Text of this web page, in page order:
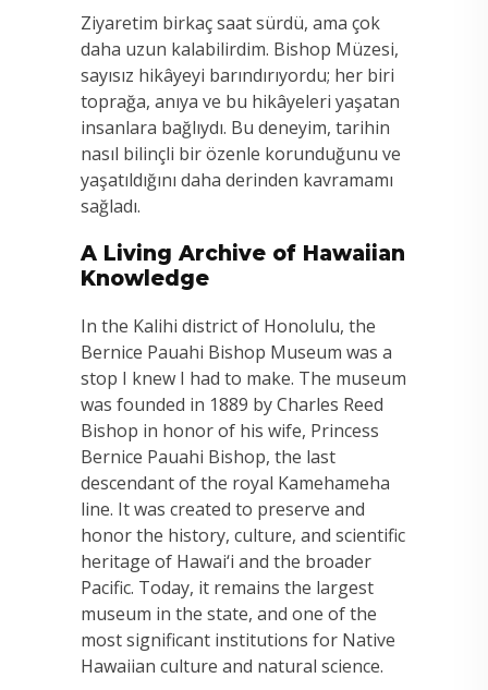
Ziyaretim birkaç saat sürdü, ama çok
daha uzun kalabilirdim. Bishop Müzesi,
sayısız hikâyeyi barındırıyordu; her biri
toprağa, anıya ve bu hikâyeleri yaşatan
insanlara bağlıydı. Bu deneyim, tarihin
nasıl bilinçli bir özenle korunduğunu ve
yaşatıldığını daha derinden kavramamı
sağladı.
A Living Archive of Hawaiian
Knowledge
In the Kalihi district of Honolulu, the
Bernice Pauahi Bishop Museum was a
stop I knew I had to make. The museum
was founded in 1889 by Charles Reed
Bishop in honor of his wife, Princess
Bernice Pauahi Bishop, the last
descendant of the royal Kamehameha
line. It was created to preserve and
honor the history, culture, and scientific
heritage of Hawai‘i and the broader
Pacific. Today, it remains the largest
museum in the state, and one of the
most significant institutions for Native
Hawaiian culture and natural science.